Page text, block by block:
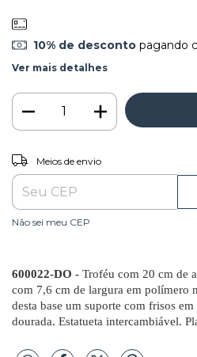
10% de descontopagando
Ver mais detalhes
Entregas para o CEP:
Meios de envio
Não sei meu CEP
600022-DO - Troféu com 20 cm de
com 7,6 cm de largura em polímero
desta base um suporte com frisos
dourada. Estatueta intercambiável.